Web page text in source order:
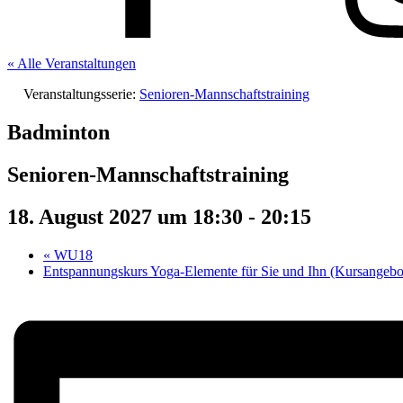
« Alle Veranstaltungen
Veranstaltungsserie: Senioren-Mannschaftstraining
Badminton
Senioren-Mannschaftstraining
18. August 2027 um 18:30 - 20:15
« WU18
Entspannungskurs Yoga-Elemente für Sie und Ihn